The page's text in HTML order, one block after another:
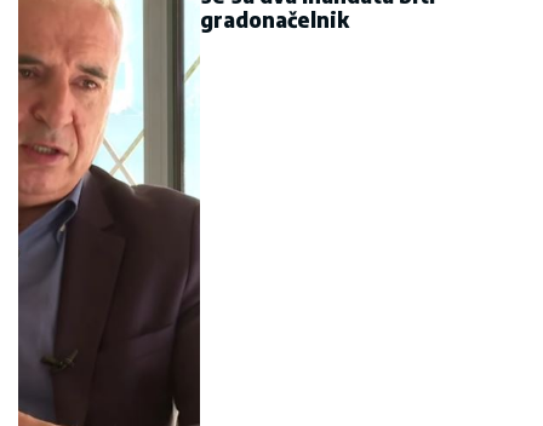
gradonačelnik